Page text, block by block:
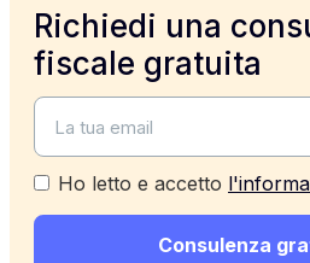
Richiedi una
fiscale gratuita
Ho letto e accetto
Consulenza